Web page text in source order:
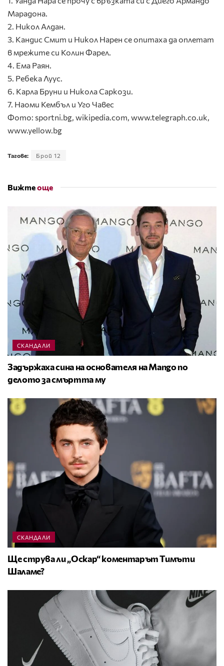
Марадона.
2. Никол Алдан.
3. Кандис Смит и Никол Нарен се опитаха да оплетат
в мрежите си Колин Фарел.
4. Ема Раян.
5. Ребека Луус.
6. Карла Бруни и Никола Саркози.
7. Наоми Кембъл и Уго Чавес
Фото: sportni.bg, wikipedia.com, www.telegraph.co.uk,
www.yellow.bg
Тагове: Брой 12
Вижтеоще
СКАНДАЛИ
Задържаха сина на основателя на Mango по
делото за смъртта му
СКАНДАЛИ
Ще струва ли „Оскар“ коментарът Тимъти
Шаламе?